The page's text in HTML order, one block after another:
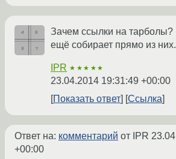
Зачем ссылки на тарболы?
ещё собирает прямо из них.
IPR ★★★★★
23.04.2014 19:31:49 +00:00
Показать ответ
Ссылка
Ответ на: комментарий от IPR
+00:00